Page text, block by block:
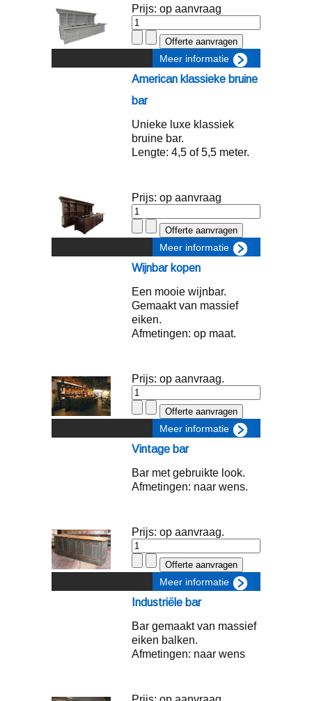
Prijs: op aanvraag
Meer informatie
American klassieke bruine
bar
Unieke luxe klassiek
bruine bar.
Lengte: 4,5 of 5,5 meter.
Prijs: op aanvraag
Meer informatie
Wijnbar kopen
Een mooie wijnbar.
Gemaakt van massief
eiken.
Afmetingen: op maat.
Prijs: op aanvraag.
Meer informatie
Vintage bar
Bar met gebruikte look.
Afmetingen: naar wens.
Prijs: op aanvraag.
Meer informatie
Industriële bar
Bar gemaakt van massief
eiken balken.
Afmetingen: naar wens